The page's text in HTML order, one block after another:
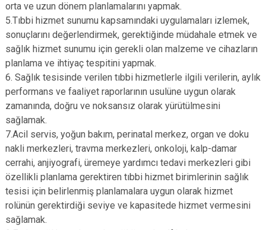
orta ve uzun dönem planlamalarını yapmak.
5.Tıbbi hizmet sunumu kapsamındaki uygulamaları izlemek,
sonuçlarını değerlendirmek, gerektiğinde müdahale etmek ve
sağlık hizmet sunumu için gerekli olan malzeme ve cihazların
planlama ve ihtiyaç tespitini yapmak.
6. Sağlık tesisinde verilen tıbbi hizmetlerle ilgili verilerin, aylık
performans ve faaliyet raporlarının usulüne uygun olarak
zamanında, doğru ve noksansız olarak yürütülmesini
sağlamak.
7.Acil servis, yoğun bakım, perinatal merkez, organ ve doku
nakli merkezleri, travma merkezleri, onkoloji, kalp-damar
cerrahi, anjiyografi, üremeye yardımcı tedavi merkezleri gibi
özellikli planlama gerektiren tıbbi hizmet birimlerinin sağlık
tesisi için belirlenmiş planlamalara uygun olarak hizmet
rolünün gerektirdiği seviye ve kapasitede hizmet vermesini
sağlamak.